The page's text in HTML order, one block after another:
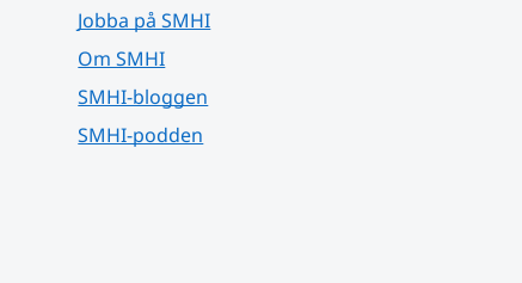
Jobba på SMHI
Om SMHI
SMHI-bloggen
SMHI-podden